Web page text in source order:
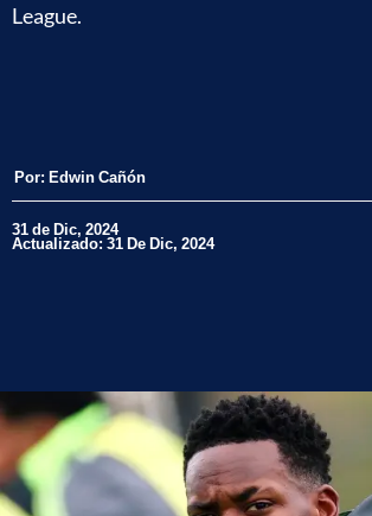
League.
Por: Edwin Cañón
31 de Dic, 2024
Actualizado: 31 De Dic, 2024